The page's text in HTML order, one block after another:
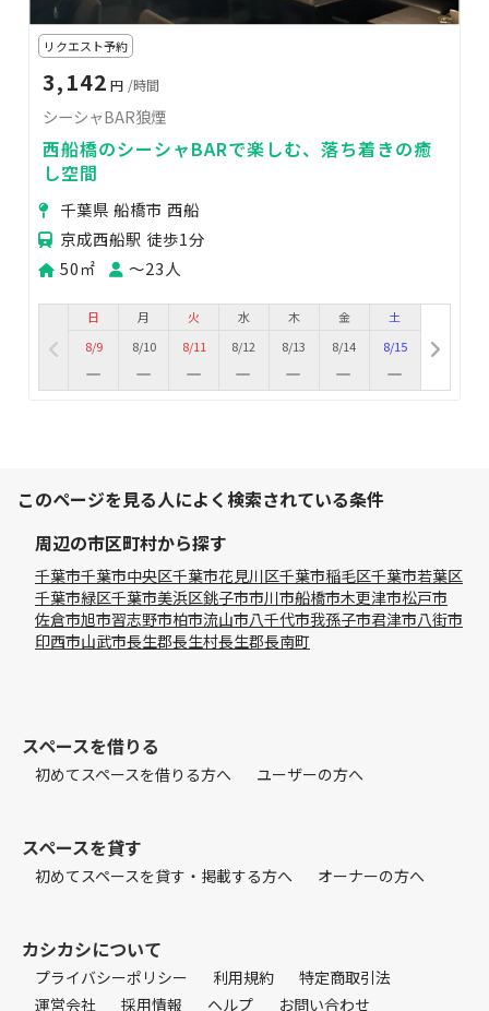
リクエスト予約
3,142 円 /時間
シーシャBAR狼煙
西船橋のシーシャBARで楽しむ、落ち着きの癒
し空間
千葉県 船橋市 西船
京成西船駅 徒歩1分
50㎡
〜23人
日
8/9
月
8/10
火
8/11
水
8/12
木
8/13
金
8/14
土
8/15
このページを見る人によく検索されている条件
周辺の市区町村から探す
千葉市千葉市中央区千葉市花見川区千葉市稲毛区千葉市若葉区
千葉市緑区千葉市美浜区銚子市市川市船橋市木更津市松戸市
佐倉市旭市習志野市柏市流山市八千代市我孫子市君津市八街市
印西市山武市長生郡長生村長生郡長南町
スペースを借りる
初めてスペースを借りる方へ ユーザーの方へ
スペースを貸す
初めてスペースを貸す・掲載する方へ オーナーの方へ
カシカシについて
プライバシーポリシー 利用規約
特定商取引法
運営会社
採用情報 ヘルプ お問い合わせ